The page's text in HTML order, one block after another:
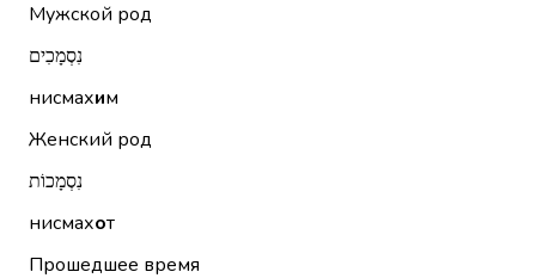
Мужской род
נִסְמָכִים
нисмахим
Женский род
נִסְמָכוֹת
нисмахот
Прошедшее время